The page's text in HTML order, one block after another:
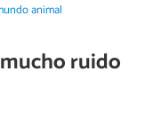
animal
ruido